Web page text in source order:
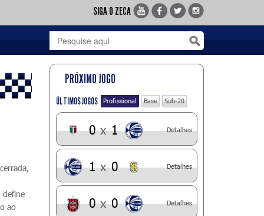
SIGA O ZECA
define
ao
PRÓXIMO JOGO
ÚLTIMOS JOGOS Profissional Base Sub-20
0 x 1 Detalhes
1 x 0 Detalhes
0 x 0 Detalhes